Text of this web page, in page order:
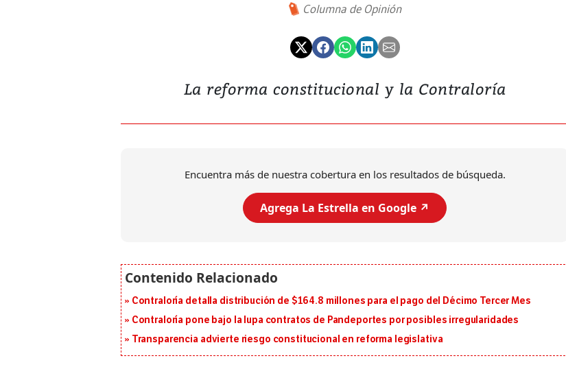
Columna de Opinión
La reforma constitucional y la Contraloría
Encuentra más de nuestra cobertura en los resultados de búsqueda.
Agrega La Estrella en Google ↗️
Contraloría detalla distribución de $164.8 millones para el pago del Décimo Tercer Mes
Contraloría pone bajo la lupa contratos de Pandeportes por posibles irregularidades
Transparencia advierte riesgo constitucional en reforma legislativa